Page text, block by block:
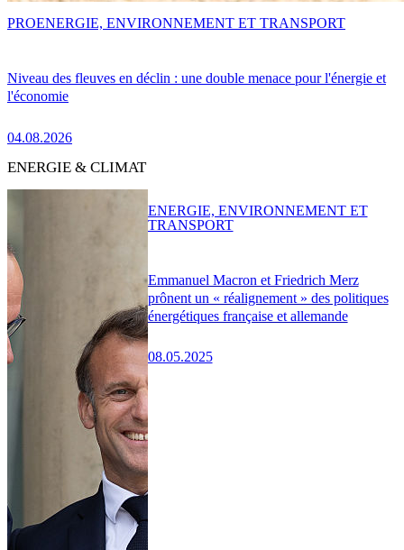
Niveau des fleuves en déclin : une double menace pour l'énergie et
l'économie
04.08.2026
PROENERGIE, ENVIRONNEMENT ET TRANSPORT
ENERGIE & CLIMAT
Emmanuel Macron et Friedrich Merz
prônent un « réalignement » des politiques
énergétiques française et allemande
08.05.2025
ENERGIE, ENVIRONNEMENT ET
TRANSPORT